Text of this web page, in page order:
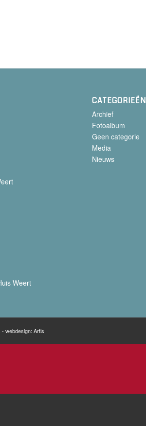
Weert
CATEGORIEËN
Archief
Fotoalbum
Geen categorie
Media
Nieuws
webdesign: Artis